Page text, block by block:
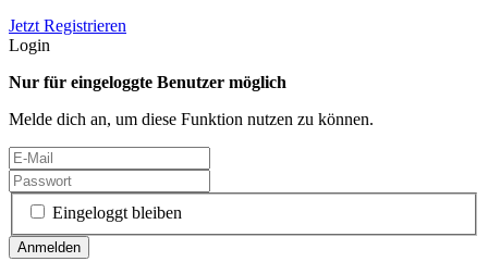
Jetzt Registrieren
Login
Nur für eingeloggte Benutzer möglich
Melde dich an, um diese Funktion nutzen zu können.
Eingeloggt bleiben